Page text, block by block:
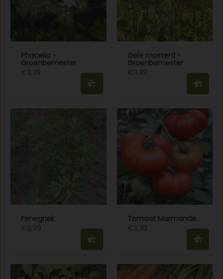
Phacelia -
Groenbemester
€3,39
Gele mosterd -
Groenbemester
€3,39
Fenegriek
€2,99
Tomaat Marmande
€3,39